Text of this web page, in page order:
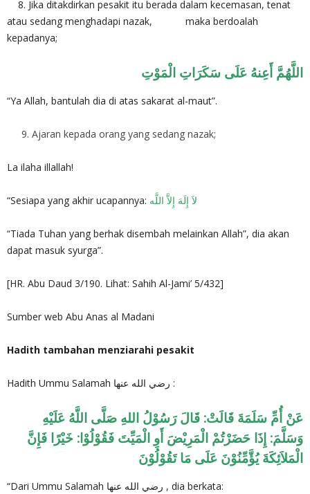
8. Jika ditakdirkan pesakit itu berada dalam kecemasan, tenat
atau sedang menghadapi nazak, maka berdoalah
kepadanya;
اللَّهُمَّ أَعِنهُ عَلَى سَكَرَاتِ الْمَوْتِ
“Ya Allah, bantulah dia di atas sakarat al-maut”.
Ajaran kepada orang yang sedang nazak;
La ilaha illallah!
“Sesiapa yang akhir ucapannya: لاَ إِلَهَ إِلاَّ اللَّه
“Tiada Tuhan yang berhak disembah melainkan Allah”, dia akan
dapat masuk syurga”.
[HR. Abu Daud 3/190. Lihat: Sahih Al-Jami’ 5/432]
Sumber web Abu Anas al Madani
Hadith tambahan menziarahi pesakit
Hadith Ummu Salamah رضي الله عنها :
عَنْ أُمِّ سَلَمَةَ قَالَتْ: قَالَ رَسُوْلُ اللهِ صَلَّى اللَّهُ عَلَيْهِ
وَسَلَّمَ: إِذَا حَضَرْتُمْ الْمَرِيْضَ أَوِ الْمَيِّتَ فَقُوْلُوْا: خَيْرًا فَإِنَّ
الْمَلاَئِكَةَ يُؤَّمِّنُوْنَ عَلَى مَا تَقُوْلُوْنَ
“Dari Ummu Salamah رضي الله عنها , dia berkata: